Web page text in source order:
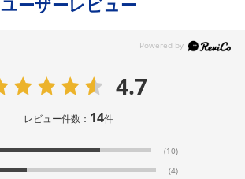
ユーザーレビュー
4.7
レビュー件数： 14件
(10)
(4)